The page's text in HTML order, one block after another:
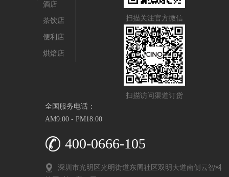
扫描关注官方微信
扫描访问渠道订货
全国服务电话：
AM9:00 - PM18:00
400-0666-105
深圳市光明区光明街道东周社区双明大道南侧云智科
酒店
茶饮店
便利店
烘焙店